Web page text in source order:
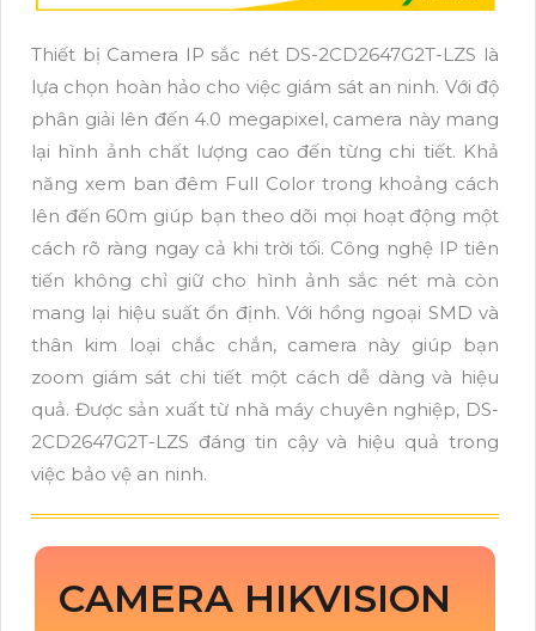
Thiết bị Camera IP sắc nét DS-2CD2647G2T-LZS là
lựa chọn hoàn hảo cho việc giám sát an ninh. Với độ
phân giải lên đến 4.0 megapixel, camera này mang
lại hình ảnh chất lượng cao đến từng chi tiết. Khả
năng xem ban đêm Full Color trong khoảng cách
lên đến 60m giúp bạn theo dõi mọi hoạt động một
cách rõ ràng ngay cả khi trời tối. Công nghệ IP tiên
tiến không chỉ giữ cho hình ảnh sắc nét mà còn
mang lại hiệu suất ổn định. Với hồng ngoại SMD và
thân kim loại chắc chắn, camera này giúp bạn
zoom giám sát chi tiết một cách dễ dàng và hiệu
quả. Được sản xuất từ nhà máy chuyên nghiệp, DS-
2CD2647G2T-LZS đáng tin cậy và hiệu quả trong
việc bảo vệ an ninh.
CAMERA HIKVISION